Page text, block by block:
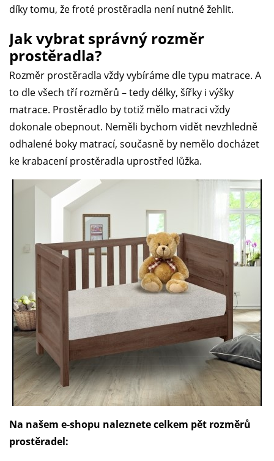
díky tomu, že froté prostěradla není nutné žehlit.
Jak vybrat správný rozměr
prostěradla?
Rozměr prostěradla vždy vybíráme dle typu matrace. A
to dle všech tří rozměrů – tedy délky, šířky i výšky
matrace. Prostěradlo by totiž mělo matraci vždy
dokonale obepnout. Neměli bychom vidět nevzhledně
odhalené boky matrací, současně by nemělo docházet
ke krabacení prostěradla uprostřed lůžka.
Na našem e-shopu naleznete celkem pět rozměrů
prostěradel: